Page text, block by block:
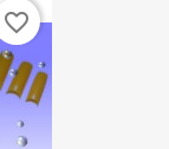
favorite_border